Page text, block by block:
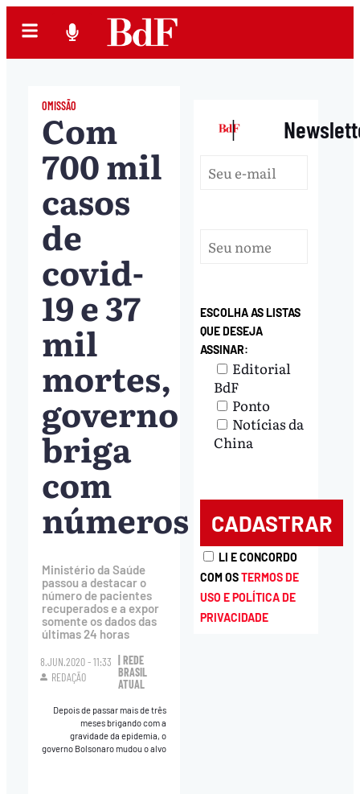
OMISSÃO
Com
700 mil
casos
de
covid-
19 e 37
mil
mortes,
governo
briga
com
números
Ministério da Saúde
passou a destacar o
número de pacientes
recuperados e a expor
somente os dados das
últimas 24 horas
8.JUN.2020 - 11:33
REDAÇÃO
| REDE
BRASIL
ATUAL
Depois de passar mais de três
meses brigando com a
gravidade da epidemia, o
governo Bolsonaro mudou o alvo
|
ESCOLHA AS LISTAS
QUE DESEJA
ASSINAR:
Editorial
BdF
Ponto
Notícias da
China
LI E CONCORDO
COM OSTERMOS DE
USO E POLÍTICA DE
PRIVACIDADE